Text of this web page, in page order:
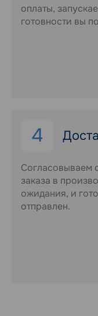
оплаты,
готовности вы
4
Согласовываем
заказа в
ожидания, и
отправлен.